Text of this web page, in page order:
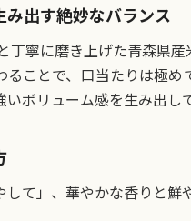
み出す絶妙なバランス
丁寧に磨き上げた青森県産
ることで、口当たりは極
ボリューム感を生み出し
して」、華やかな香りと鮮